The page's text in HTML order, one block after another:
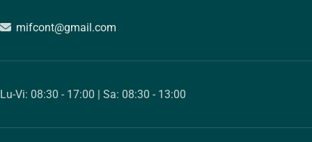
mifcont@gmail.com
Lu-Vi: 08:30 - 17:00 | Sa: 08:30 - 13:00